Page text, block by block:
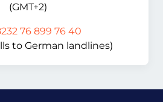
(GMT+2)
76 899 76 40
to German landlines)